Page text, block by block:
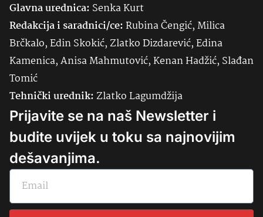
Glavna urednica: SenkaKurt
Redakcija i saradnici/ce:Rubina Čengić, Milica
Brčkalo, Edin Skokić, Zlatko Dizdarević, Edina
Kamenica, Anisa Mahmutović, Kenan Hadžić, Slađan
Tomić
Tehnički urednik:Zlatko Lagumdžija
Prijavite se na naš Newsletter i
budite uvijek u toku sa najnovijim
dešavanjima.